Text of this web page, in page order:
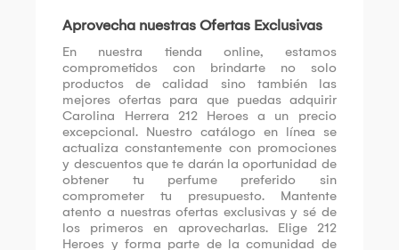
Aprovecha nuestras Ofertas Exclusivas
En nuestra tienda online, estamos
comprometidos con brindarte no solo
productos de calidad sino también las
mejores ofertas para que puedas adquirir
Carolina Herrera 212 Heroes a un precio
excepcional. Nuestro catálogo en línea se
actualiza constantemente con promociones
y descuentos que te darán la oportunidad de
obtener tu perfume preferido sin
comprometer tu presupuesto. Mantente
atento a nuestras ofertas exclusivas y sé de
los primeros en aprovecharlas. Elige 212
Heroes y forma parte de la comunidad de